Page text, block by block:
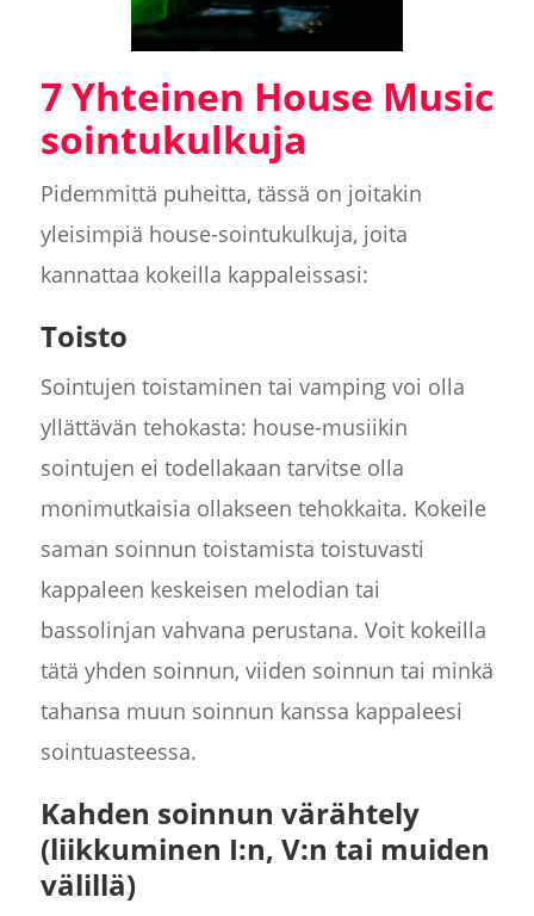
7 Yhteinen House Music
sointukulkuja
Pidemmittä puheitta, tässä on joitakin
yleisimpiä house-sointukulkuja, joita
kannattaa kokeilla kappaleissasi:
Toisto
Sointujen toistaminen tai vamping voi olla
yllättävän tehokasta: house-musiikin
sointujen ei todellakaan tarvitse olla
monimutkaisia ollakseen tehokkaita. Kokeile
saman soinnun toistamista toistuvasti
kappaleen keskeisen melodian tai
bassolinjan vahvana perustana. Voit kokeilla
tätä yhden soinnun, viiden soinnun tai minkä
tahansa muun soinnun kanssa kappaleesi
sointuasteessa.
Kahden soinnun värähtely
(liikkuminen I:n, V:n tai muiden
välillä)